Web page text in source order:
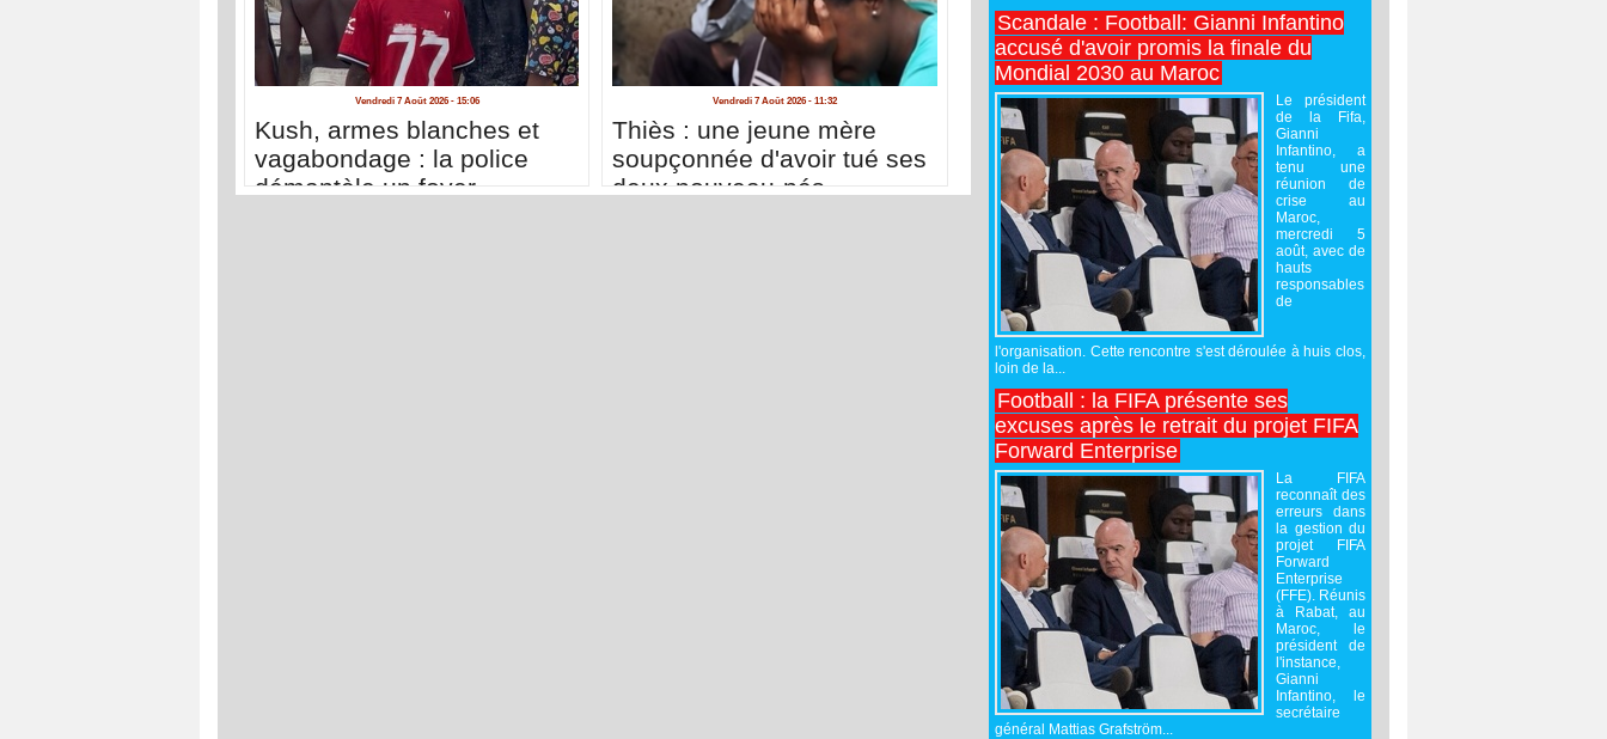
Vendredi 7 Août 2026 - 15:06
Kush, armes blanches et
vagabondage : la police
démantèle un foyer
Vendredi 7 Août 2026 - 11:32
Thiès : une jeune mère
soupçonnée d'avoir tué ses
deux nouveau-nés
Scandale : Football: Gianni Infantino
accusé d'avoir promis la finale du
Mondial 2030 au Maroc
Le président
de la Fifa,
Gianni
Infantino, a
tenu une
réunion de
crise au
Maroc,
mercredi 5
août, avec de
hauts
responsables
de
l'organisation. Cette rencontre s'est déroulée à huis clos,
loin de la...
Football : la FIFA présente ses
excuses après le retrait du projet FIFA
Forward Enterprise
La FIFA
reconnaît des
erreurs dans
la gestion du
projet FIFA
Forward
Enterprise
(FFE). Réunis
à Rabat, au
Maroc, le
président de
l'instance,
Gianni
Infantino, le
secrétaire
général Mattias Grafström...